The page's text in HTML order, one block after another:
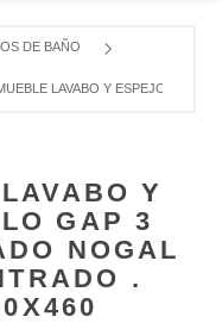
DE BAÑO
LAVABO Y ESPEJO,
Y
GAP 3
NOGAL
.